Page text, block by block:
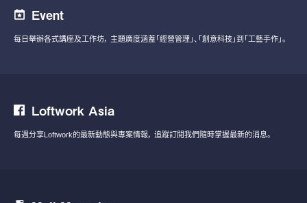
Event
每日舉辦各式講座及工作坊， 主題廣度涵蓋「經營管理」、「創意科技」到「工藝手作」。
Loftwork Asia
每週分享Loftwork的最新動態與專案情報， 追蹤訂閱我們隨時掌握最新的消息。